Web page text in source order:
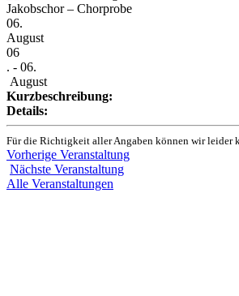
Jakobschor – Chorprobe
06.
August
06
. - 06.
August
Kurzbeschreibung:
Details:
Für die Richtigkeit aller Angaben können wir leider
Vorherige Veranstaltung
Nächste Veranstaltung
Alle Veranstaltungen